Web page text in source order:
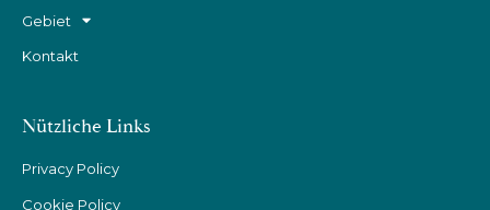
Gebiet
Kontakt
Nützliche Links
Privacy Policy
Cookie Policy